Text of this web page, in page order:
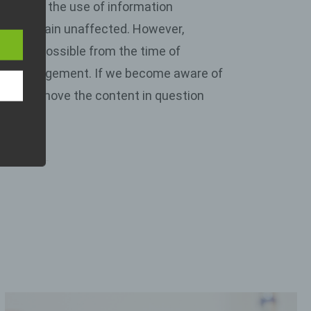
block the use of information
remain unaffected. However,
only possible from the time of
infringement. If we become aware of
will remove the content in question